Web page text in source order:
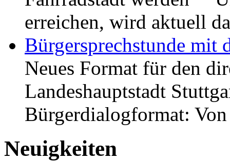
erreichen, wird aktuell
Bürgersprechstunde mit
Neues Format für den
Landeshauptstadt
Bürgerdialogformat:
Neuigkeiten